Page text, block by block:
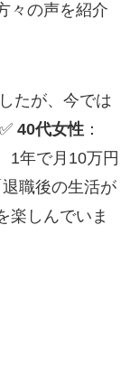
々の声を紹介
たが、今では
40代女性：
1年で月10万円
職後の生活が
楽しんでいま